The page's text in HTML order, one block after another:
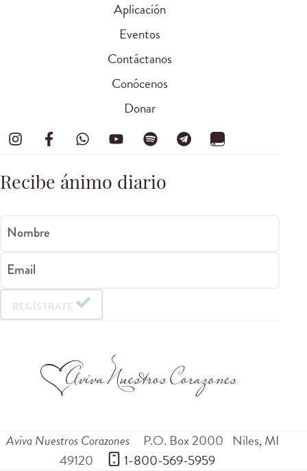
Aplicación
Eventos
Contáctanos
Conócenos
Donar
Recibe ánimo diario
Nombre
Email
REGÍSTRATE
Aviva Nuestros Corazones P.O. Box 2000 Niles,MI
49120
1-800-569-5959